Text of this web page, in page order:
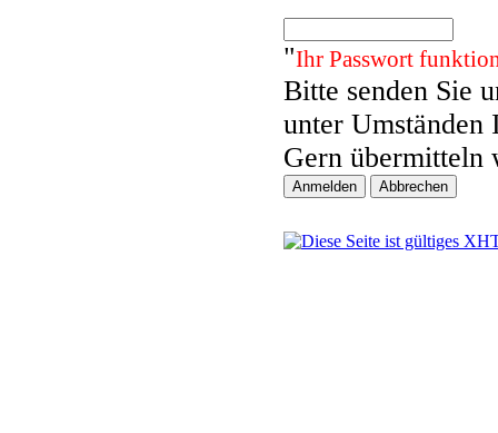
"Ihr Passwort
Bitte senden Sie
unter Umständen
Gern übermitteln